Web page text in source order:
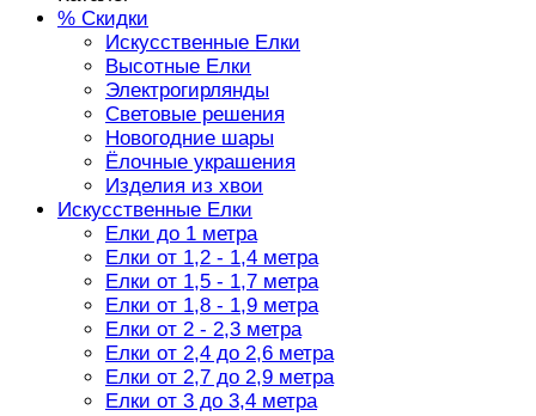
% Скидки
Искусственные Елки
Высотные Елки
Электрогирлянды
Световые решения
Новогодние шары
Ёлочные украшения
Изделия из хвои
Искусственные Елки
Елки до 1 метра
Елки от 1,2 - 1,4 метра
Елки от 1,5 - 1,7 метра
Елки от 1,8 - 1,9 метра
Елки от 2 - 2,3 метра
Елки от 2,4 до 2,6 метра
Елки от 2,7 до 2,9 метра
Елки от 3 до 3,4 метра